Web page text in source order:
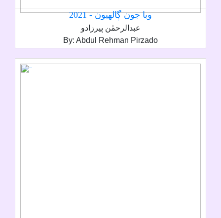
وبا جون ڳالھيون - 2021
عبدالرحمٰن پيرزادو
By: Abdul Rehman Pirzado